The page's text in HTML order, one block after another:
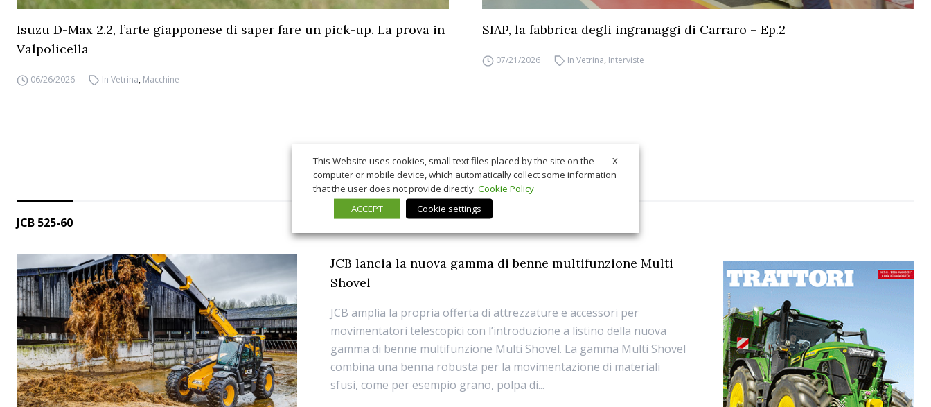
Isuzu D-Max 2.2, l’arte giapponese di saper fare un pick-up. La prova in
Valpolicella
06/26/2026 In Vetrina, Macchine
SIAP, la fabbrica degli ingranaggi di Carraro – Ep.2
07/21/2026 In Vetrina, Interviste
JCB 525-60
JCB lancia la nuova gamma di benne multifunzione Multi
Shovel
JCB amplia la propria offerta di attrezzature e accessori per
movimentatori telescopici con l’introduzione a listino della nuova
gamma di benne multifunzione Multi Shovel. La gamma Multi Shovel
combina una benna robusta per la movimentazione di materiali
sfusi, come per esempio grano, polpa di...
X
This Website uses cookies, small text files placed by the site on the
computer or mobile device, which automatically collect some information
that the user does not provide directly. Cookie Policy
ACCEPT
Cookie settings